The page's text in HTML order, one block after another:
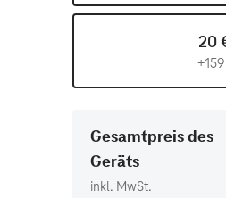
20
Gesamtpreis des
Geräts
inkl. MwSt.